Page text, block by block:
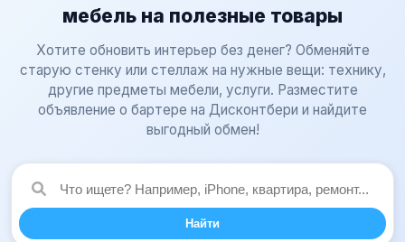
мебель на полезные товары
Хотите обновить интерьер без денег? Обменяйте
старую стенку или стеллаж на нужные вещи: технику,
другие предметы мебели, услуги. Разместите
объявление о бартере на Дисконтбери и найдите
выгодный обмен!
Найти